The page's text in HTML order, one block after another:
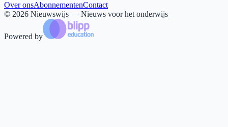
Over onsAbonnementenContact
© 2026 Nieuwswijs — Nieuws voor het onderwijs
Powered by